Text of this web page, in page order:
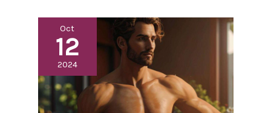
Oct
12
2024